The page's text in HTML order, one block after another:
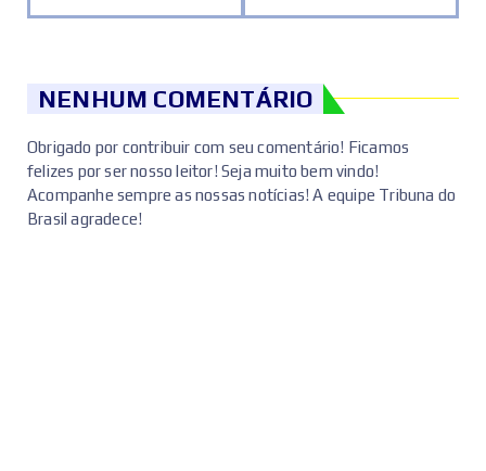
NENHUM COMENTÁRIO
Obrigado por contribuir com seu comentário! Ficamos
felizes por ser nosso leitor! Seja muito bem vindo!
Acompanhe sempre as nossas notícias! A equipe Tribuna do
Brasil agradece!